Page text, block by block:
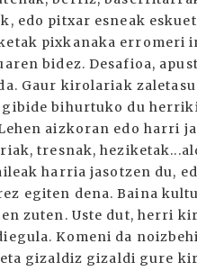
edo pitxar esneak
pixkanaka erromeri
bidez. Desafioa,
Gaur kirolariak
bihurtuko du
aizkoran edo harri
tresnak,
harria jasotzen du,
egiten dena. Baina
zuten. Uste dut, herri
Komeni da
gizaldiz gizaldi gure